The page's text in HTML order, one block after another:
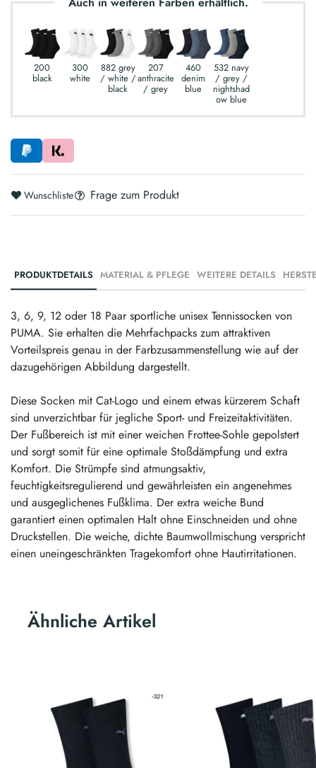
200
black
300
white
882 grey
/ white /
black
207
anthracite
/ grey
460
denim
blue
532 navy
/ grey /
nightshad
ow blue
Wunschliste Frage zum Produkt
PRODUKTDETAILS MATERIAL & PFLEGE WEITERE DETAILS
3, 6, 9, 12 oder 18 Paar sportliche unisex Tennissocken von
PUMA. Sie erhalten die Mehrfachpacks zum attraktiven
Vorteilspreis genau in der Farbzusammenstellung wie auf der
dazugehörigen Abbildung dargestellt.
Diese Socken mit Cat-Logo und einem etwas kürzerem Schaft
sind unverzichtbar für jegliche Sport- und Freizeitaktivitäten.
Der Fußbereich ist mit einer weichen Frottee-Sohle gepolstert
und sorgt somit für eine optimale Stoßdämpfung und extra
Komfort. Die Strümpfe sind atmungsaktiv,
feuchtigkeitsregulierend und gewährleisten ein angenehmes
und ausgeglichenes Fußklima. Der extra weiche Bund
garantiert einen optimalen Halt ohne Einschneiden und ohne
Druckstellen. Die weiche, dichte Baumwollmischung verspricht
einen uneingeschränkten Tragekomfort ohne Hautirritationen.
Ähnliche Artikel